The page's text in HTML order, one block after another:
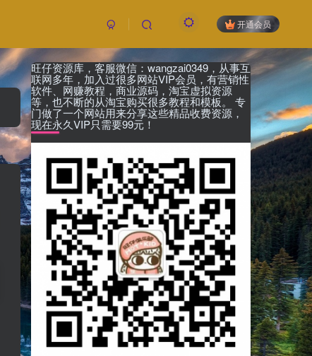
开通会员
旺仔资源库，客服微信：wangzai0349，从事互
联网多年，加入过很多网站VIP会员，有营销性
软件、网赚教程，商业源码，淘宝虚拟资源
等，也不断的从淘宝购买很多教程和模板。 专
门做了一个网站用来分享这些精品收费资源，
现在永久VIP只需要99元！